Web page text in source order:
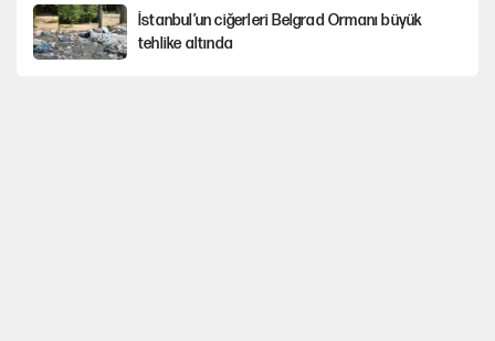
İstanbul’un ciğerleri Belgrad Ormanı büyük
tehlike altında